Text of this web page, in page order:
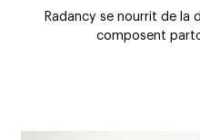
Radancy se nourrit de la
composent